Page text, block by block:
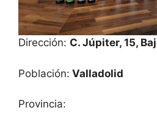
Dirección: C. Júpiter, 15,
Población: Valladolid
Provincia: